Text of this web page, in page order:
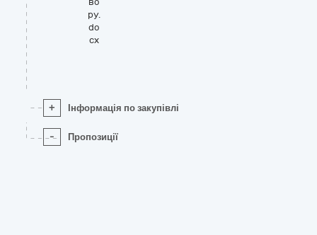
ру.
do
cx
+ Інформація по закупівлі
- Пропозиції